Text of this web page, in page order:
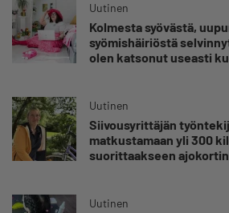
Uutinen
Kolmesta syövästä,
syömishäiriöstä
olen katsonut useasti
Uutinen
Siivousyrittäjän
matkustamaan yli 300
suorittaakseen ajokortin
Uutinen